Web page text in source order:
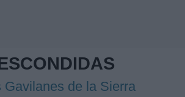
Gavilanes de la Sierra